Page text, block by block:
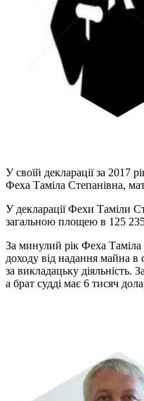
У своїй декларації за 2017
Феха Таміла Степанівна,
У декларації Фехи Таміли
загальною площею в 125 235
За минулий рік Феха Таміла
доходу від надання майна в
за викладацьку діяльність.
а брат судді має 6 тисяч